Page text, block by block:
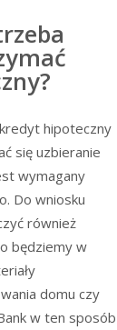
hipoteczny
się uzbieranie
wymagany
Do wniosku
również
będziemy w
domu czy
w ten sposób